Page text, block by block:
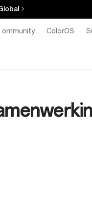
Community ColorOS